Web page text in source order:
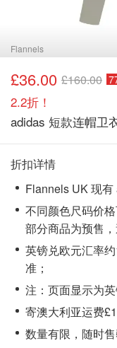
Flannels
£36.00 £160.00
2.2折！
adidas 短款连帽卫
折扣详情
Flannels UK 现
不同颜色尺码价
部分商品为预售，
英镑兑欧元汇率
准；
注：页面显示为
寄澳大利亚运费
数量有限，随时售